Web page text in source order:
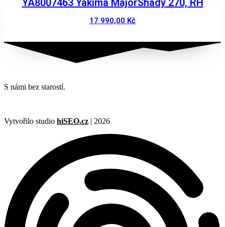
YA8007463 Yakima MajorShady 270, RH
17 990,00 Kč
S námi bez starostí.
Vytvořilo studio hiSEO.cz | 2026